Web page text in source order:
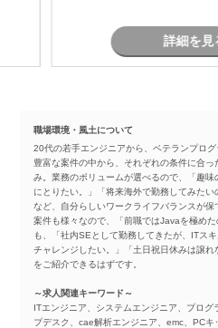
詳細を見
職場環境・風土について
20代の若手エンジニアから、ベテランプロ
豊富な案件の中から、それぞれの条件に合
み。業務のボリュームが選べるので、「趣
にとりたい。」「将来海外で勤務してみたい
など、自分らしいワークライフバランスが保
案件も様々なので、「前職ではJavaを極め
も、「社内SEとして勤務してきたが、ITス
チャレンジしたい。」「土日祝日休みは譲
をご紹介できるはずです。
～求人関連キーワード～
ITエンジニア、システムエンジニア、プロ
プデスク、cae解析エンジニア、emc、PC